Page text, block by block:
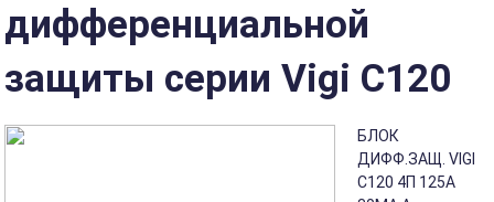
дифференциальной
защиты серии Vigi C120
БЛОК
ДИФФ.ЗАЩ. VIGI
C120 4П 125A